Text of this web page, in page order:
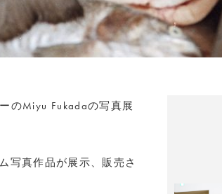
のMiyu Fukadaの写真展
写真作品が展示、販売さ